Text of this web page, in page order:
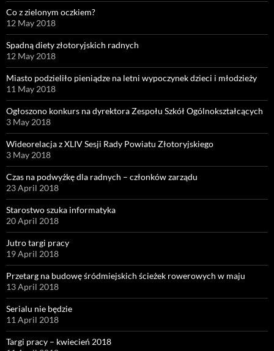
Co z zielonym oczkiem?
12 May 2018
Spadną diety złotoryjskich radnych
12 May 2018
Miasto podzieliło pieniądze na letni wypoczynek dzieci i młodzieży
11 May 2018
Ogłoszono konkurs na dyrektora Zespołu Szkół Ogólnokształcących
3 May 2018
Wideorelacja z XLIV Sesji Rady Powiatu Złotoryjskiego
3 May 2018
Czas na podwyżkę dla radnych – członków zarządu
23 April 2018
Starostwo szuka informatyka
20 April 2018
Jutro targi pracy
19 April 2018
Przetarg na budowę śródmiejskich ścieżek rowerowych w maju
13 April 2018
Serialu nie będzie
11 April 2018
Targi pracy – kwiecień 2018